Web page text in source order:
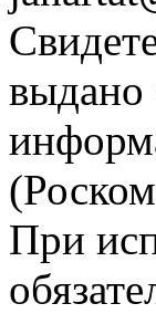
выдано
При